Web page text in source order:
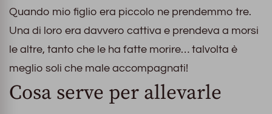
Quando mio figlio era piccolo ne prendemmo tre.
Una di loro era davvero cattiva e prendeva a morsi
le altre, tanto che le ha fatte morire… talvolta è
meglio soli che male accompagnati!
Cosa serve per allevarle